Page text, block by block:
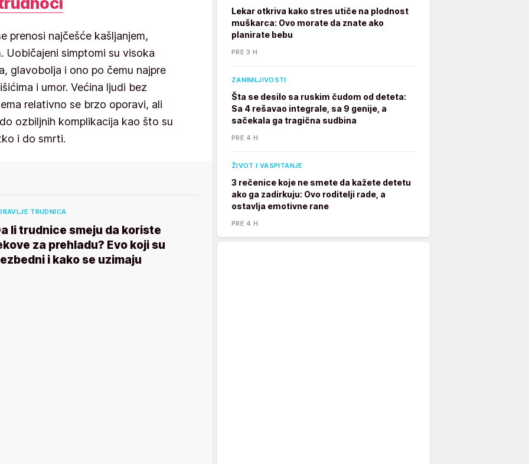
prenosi najčešće kašljanjem,
Uobičajeni simptomi su visoka
glavobolja i ono po čemu najpre
i umor. Većina ljudi bez
relativno se brzo oporavi, ali
ozbiljnih komplikacija kao što su
i do smrti.
TRUDNICA
li trudnice smeju da koriste
za prehladu? Evo koji su
i kako se uzimaju
Lekar otkriva kako stres utiče na plodnost
muškarca: Ovo morate da znate ako
planirate bebu
PRE 3 H
ZANIMLJIVOSTI
Šta se desilo sa ruskim čudom od deteta:
Sa 4 rešavao integrale, sa 9 genije, a
sačekala ga tragična sudbina
PRE 4 H
ŽIVOT I VASPITANJE
3 rečenice koje ne smete da kažete detetu
ako ga zadirkuju: Ovo roditelji rade, a
ostavlja emotivne rane
PRE 4 H